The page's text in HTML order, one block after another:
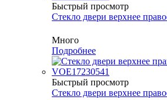
Быстрый просмотр
Cтекло двери верхнее
Много
Подробнее
Быстрый просмотр
Cтекло двери верхнее